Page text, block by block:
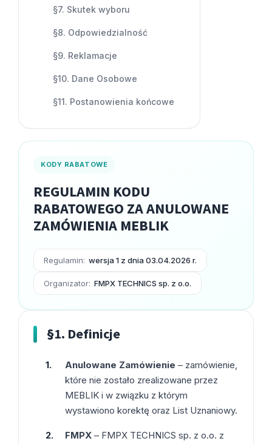
§7. Skutek wyboru
§8. Odpowiedzialność
§9. Reklamacje
§10. Dane Osobowe
§11. Postanowienia końcowe
KODY RABATOWE
REGULAMIN KODU
RABATOWEGO ZA ANULOWANE
ZAMÓWIENIA MEBLIK
Regulamin: wersja 1 z dnia 03.04.2026 r.
Organizator: FMPX TECHNICS sp. z o.o.
§1. Definicje
Anulowane Zamówienie – zamówienie,
które nie zostało zrealizowane przez
MEBLIK i w związku z którym
wystawiono korektę oraz List Uznaniowy.
FMPX – FMPX TECHNICS sp. z o.o. z
Wolnostojące
Regał Szafka RTV
Kontenerek Półka i szafka wisząca
Toaletka Skrzynia i stolik
Wszystkie dodatki